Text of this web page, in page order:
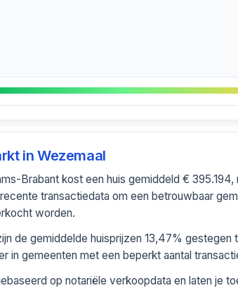
in Wezemaal
Brabant kost een huis gemiddeld €
transactiedata om een betrouwbaar
worden.
de gemiddelde huisprijzen 13,47%
in gemeenten met een beperkt aantal
op notariële verkoopdata en laten je